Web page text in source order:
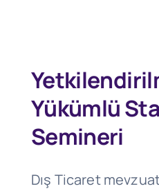
Yükümlü
Semineri
Dış Ticaret